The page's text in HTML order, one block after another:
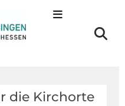
die Kirchorte